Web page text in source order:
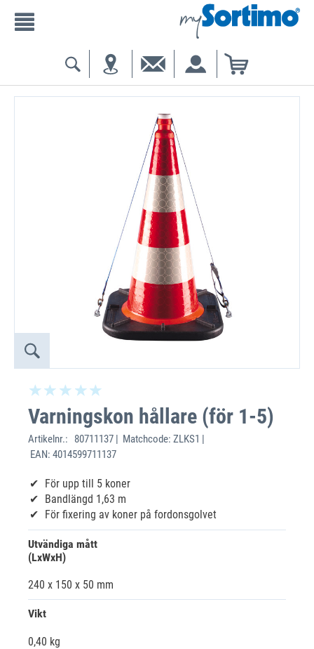
Varningskon hållare (för 1-5)
Artikelnr.:
80711137 | Matchcode: ZLKS1 |
EAN: 4014599711137
För upp till 5 koner
Bandlängd 1,63 m
För fixering av koner på fordonsgolvet
Utvändiga mått
(LxWxH)
240 x 150 x 50 mm
Vikt
0,40 kg